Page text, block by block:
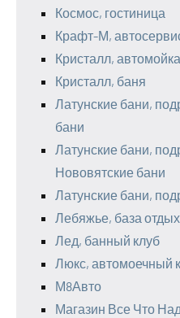
Космос, гостиница
Крафт-М,
Кристалл, автомойка
Кристалл, баня
Латунские бани,
бани
Латунские бани,
Нововятские бани
Латунские бани,
Лебяжье, база
Лед, банный клуб
Люкс, автомоечный
М8Авто
Магазин Все Что